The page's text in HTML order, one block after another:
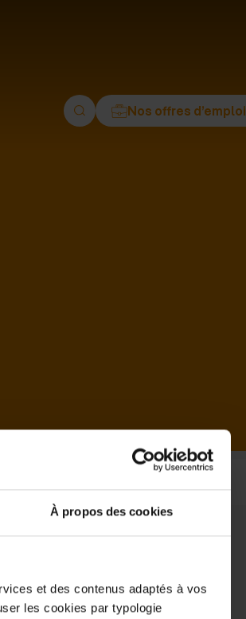
À propos des cookies
et des contenus adaptés à vos
les cookies par typologie
Nos offres d’emploi